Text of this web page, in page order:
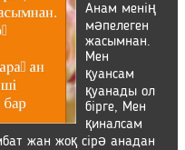
Анам менің
мәпелеген
жасымнан.
Мен
қуансам
қуанады ол
бірге, Мен
қиналсам
жан жоқ сірә анадан